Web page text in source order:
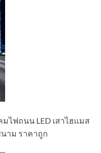
ไฟถนน LED เสาไฮแมส
าม ราคาถูก